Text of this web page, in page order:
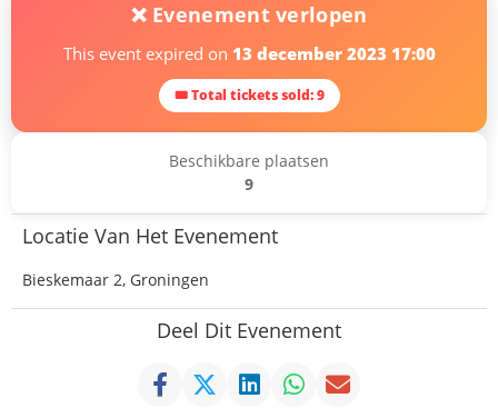
❌ Evenement verlopen
This event expired on 13 december 2023 17:00
🎟 Total tickets sold: 9
Beschikbare plaatsen
9
Locatie Van Het Evenement
Bieskemaar 2, Groningen
Deel Dit Evenement